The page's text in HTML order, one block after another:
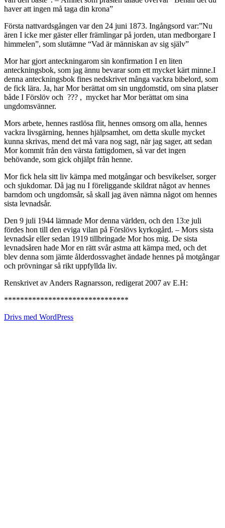
haver att ingen må taga din krona”
Första nattvardsgången var den 24 juni 1873. Ingångsord var:”Nu
ären I icke mer gäster eller främlingar på jorden, utan medborgare I
himmelen”, som slutämne “Vad är människan av sig själv”
Mor har gjort anteckningarom sin konfirmation I en liten
anteckningsbok, som jag ännu bevarar som ett mycket kärt minne.I
denna anteckningsbok fines nedskrivet många vackra bibelord, som
de fick lära. Ja, har Mor berättat om sin ungdomstid, om sina platser
både I Förslöv och ??? , mycket har Mor berättat om sina
ungdomsvänner.
Mors arbete, hennes rastlösa flit, hennes omsorg om alla, hennes
vackra livsgärning, hennes hjälpsamhet, om detta skulle mycket
kunna skrivas, mend det må vara nog sagt, när jag sager, att sedan
Mor kommit från den värsta fattigdomen, så var det ingen
behövande, som gick ohjälpt från henne.
Mor fick hela sitt liv kämpa med motgångar och besvikelser, sorger
och sjukdomar. Då jag nu I föreliggande skildrat något av hennes
barndom och ungdomsår, så skall jag även nämna något om hennes
sista levnadsår.
Den 9 juli 1944 lämnade Mor denna världen, och den 13:e juli
fördes hon till den eviga vilan på Förslövs kyrkogård. – Mors sista
levnadsår eller sedan 1919 tillbringade Mor hos mig. De sista
levnadsåren hade Mor en rätt svår astma att kämpa med, och det
blev denna som jämte ålderdossvaghet ändade hennes på motgångar
och prövningar så rikt uppfyllda liv.
Renskrivet av Anders Ragnarsson, redigerat 2007 av E.H:
*******************************
Drivs med WordPress